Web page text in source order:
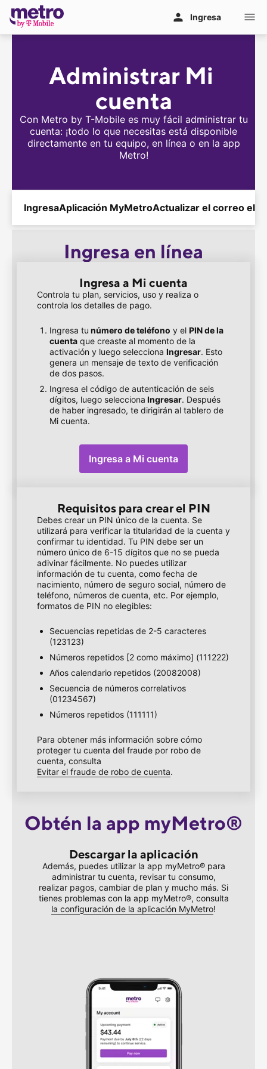
Ir al contenido principal
Ingresa
Administrar Mi
cuenta
Con Metro by T-Mobilees muy fácil administrar tu
cuenta: ¡todo lo que necesitas está disponible
directamente en tu equipo, en línea o en la app
Metro!
IngresaAplicación MyMetroActualizar el correo
Ingresa en línea
Ingresa a Mi cuenta
Controla tu plan, servicios, uso y realiza o
controla los detalles de pago.
Ingresa tu número de teléfono y el PIN de la
cuenta que creaste al momento de la
activación y luego selecciona Ingresar. Esto
genera un mensaje de texto de verificación
de dos pasos.
Ingresa el código de autenticación de seis
dígitos, luego selecciona Ingresar. Después
de haber ingresado, te dirigirán al tablero de
Mi cuenta.
Ingresa a Mi cuenta, se abre en una ventana
Requisitos para crear el PIN
Debes crear un PIN único de la cuenta. Se
utilizará para verificar la titularidad de la cuenta y
confirmar tu identidad. Tu PIN debe ser un
número único de 6-15 dígitos que no se pueda
adivinar fácilmente. No puedes utilizar
información de tu cuenta, como fecha de
nacimiento, número de seguro social, número de
teléfono, números de cuenta, etc. Por ejemplo,
formatos de PIN no elegibles:
Secuencias repetidas de 2-5 caracteres
(123123)
Números repetidos [2 como máximo] (111222)
Años calendario repetidos (20082008)
Secuencia de números correlativos
(01234567)
Números repetidos (111111)
Para obtener más información sobre cómo
proteger tu cuenta del fraude por robo de
cuenta, consulta
Evitar el fraude de robo de cuenta.
Obtén la app myMetro®
Descargar la aplicación
Además, puedes utilizar la app myMetro® para
administrar tu cuenta, revisar tu consumo,
realizar pagos, cambiar de plan y mucho más. Si
tienes problemas con la app myMetro®, consulta
la configuración de la aplicación MyMetro!